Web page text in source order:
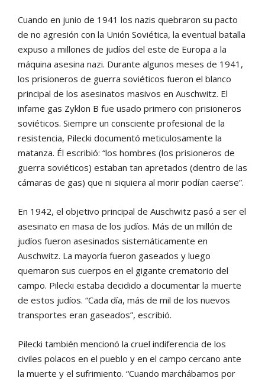
Cuando en junio de 1941 los nazis quebraron su pacto
de no agresión con la Unión Soviética, la eventual batalla
expuso a millones de judíos del este de Europa a la
máquina asesina nazi. Durante algunos meses de 1941,
los prisioneros de guerra soviéticos fueron el blanco
principal de los asesinatos masivos en Auschwitz. El
infame gas Zyklon B fue usado primero con prisioneros
soviéticos. Siempre un consciente profesional de la
resistencia, Pilecki documentó meticulosamente la
matanza. Él escribió: “los hombres (los prisioneros de
guerra soviéticos) estaban tan apretados (dentro de las
cámaras de gas) que ni siquiera al morir podían caerse”.
En 1942, el objetivo principal de Auschwitz pasó a ser el
asesinato en masa de los judíos. Más de un millón de
judíos fueron asesinados sistemáticamente en
Auschwitz. La mayoría fueron gaseados y luego
quemaron sus cuerpos en el gigante crematorio del
campo. Pilecki estaba decidido a documentar la muerte
de estos judíos. “Cada día, más de mil de los nuevos
transportes eran gaseados”, escribió.
Pilecki también mencionó la cruel indiferencia de los
civiles polacos en el pueblo y en el campo cercano ante
la muerte y el sufrimiento. “Cuando marchábamos por